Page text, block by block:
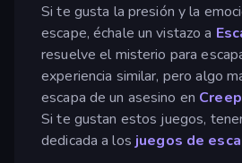
Si te gusta la presión y la
escape, échale un vistazo a
resuelve el misterio para
experiencia similar, pero algo
escapa de un asesino en
Si te gustan estos juegos,
dedicada a los juegos de